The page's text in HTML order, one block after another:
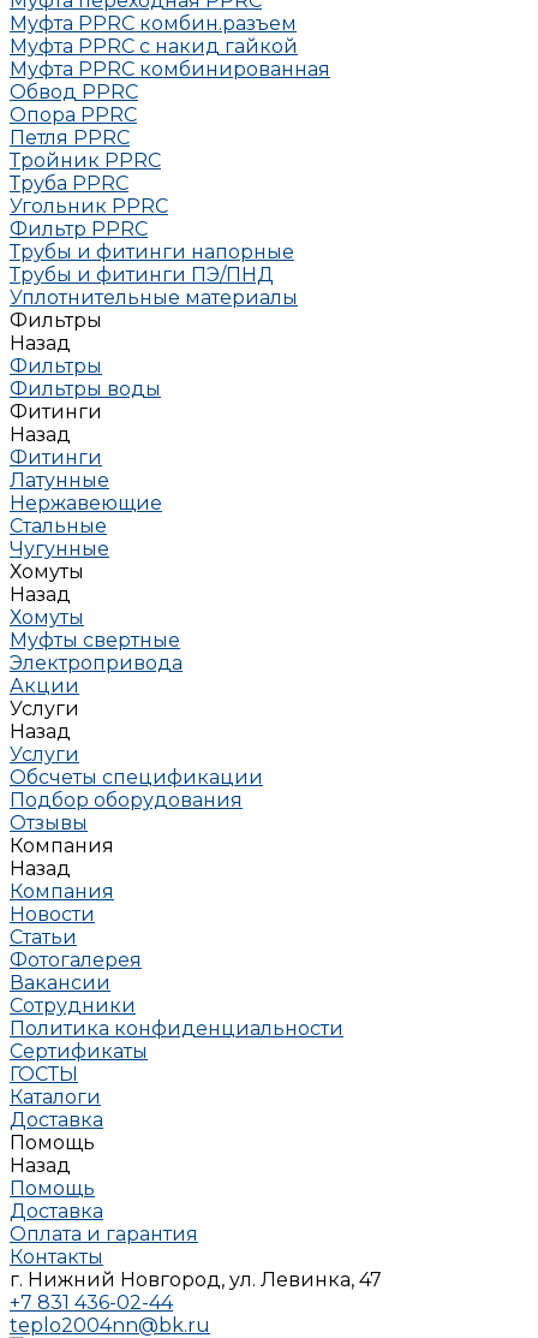
Муфта РРRC комбин.разъем
Муфта PPRC с накид гайкой
Муфта РРRC комбинированная
Обвод РРRC
Опора РРRC
Петля РРRC
Тройник РРRC
Труба РРRC
Угольник РРRC
Фильтр PPRC
Трубы и фитинги напорные
Трубы и фитинги ПЭ/ПНД
Уплотнительные материалы
Фильтры
Назад
Фильтры
Фильтры воды
Фитинги
Назад
Фитинги
Латунные
Нержавеющие
Стальные
Чугунные
Хомуты
Назад
Хомуты
Муфты свертные
Электропривода
Акции
Услуги
Назад
Услуги
Обсчеты спецификации
Подбор оборудования
Отзывы
Компания
Назад
Компания
Новости
Статьи
Фотогалерея
Вакансии
Сотрудники
Политика конфиденциальности
Сертификаты
ГОСТЫ
Каталоги
Доставка
Помощь
Назад
Помощь
Доставка
Оплата и гарантия
Контакты
г. Нижний Новгород, ул. Левинка, 47
+7 831 436-02-44
teplo2004nn@bk.ru